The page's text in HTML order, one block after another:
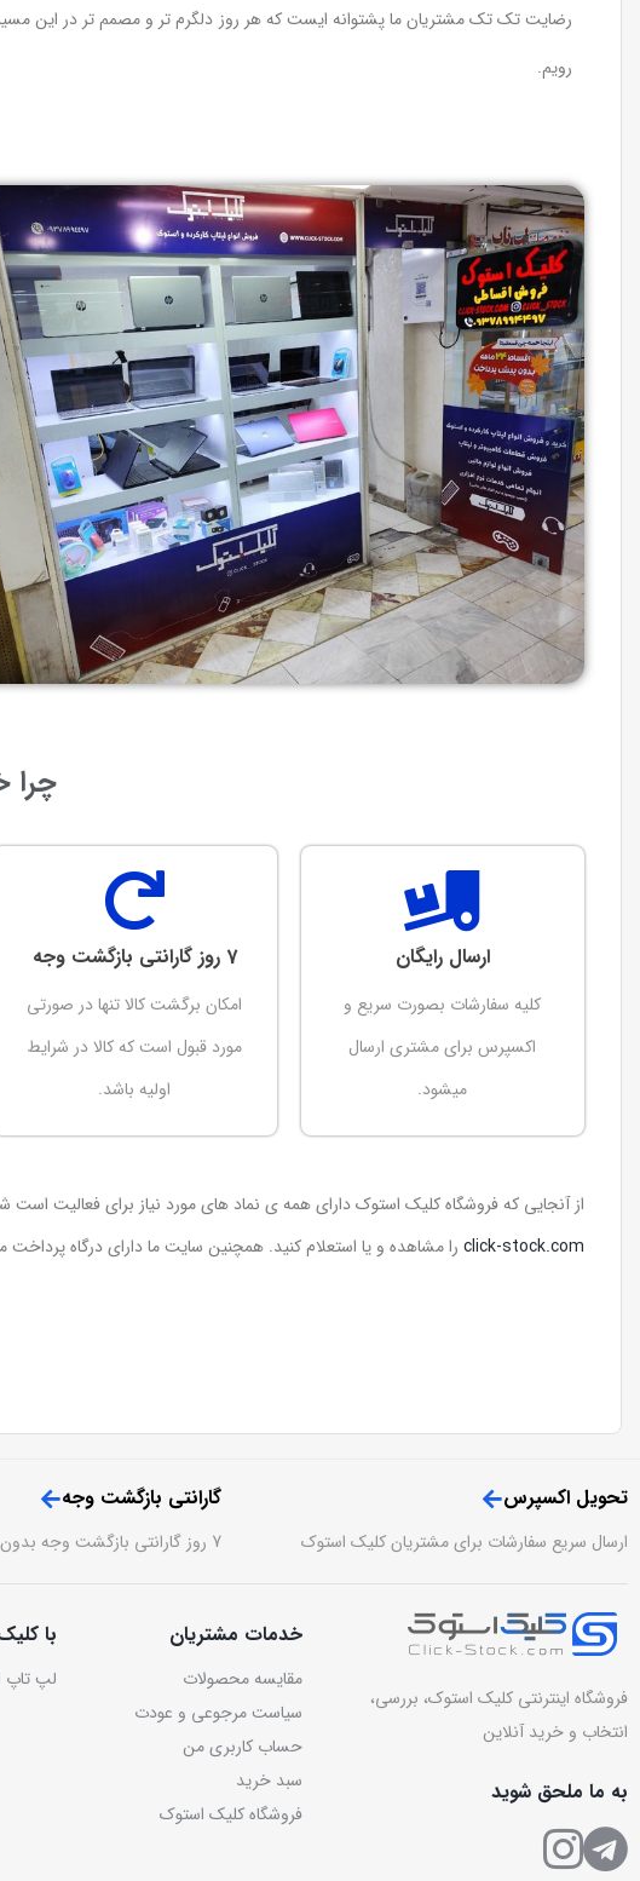
رضایت تک تک مشتریان ما پشتوانه ایست که هر روز دلگرم تر و مصمم تر در این
رویم.
چرا
ارسال رایگان
کلیه سفارشات بصورت سریع و
اکسپرس برای مشتری ارسال
میشود.
7 روز گارانتی بازگشت وجه
امکان برگشت کالا تنها در صورتی
مورد قبول است که کالا در شرایط
اولیه باشد.
از آنجایی که فروشگاه کلیک استوک دارای همه ی نماد های مورد نیاز برای فعالیت
click-stock.com را مشاهده و یا استعلام کنید. همچنین سایت ما دارای درگاه
تحویل اکسپرس
ارسال سریع سفارشات برای مشتریان کلیک استوک
گارانتی بازگشت وجه
7 روز گارانتی بازگشت وجه بدون قید و شرط
فروشگاه اینترنتی کلیک استوک، بررسی،
انتخاب و خرید آنلاین
به ما ملحق شوید
خدمات مشتریان
مقایسه محصولات
سیاست مرجوعی و عودت
حساب کاربری من
سبد خرید
فروشگاه کلیک استوک
با
لپ